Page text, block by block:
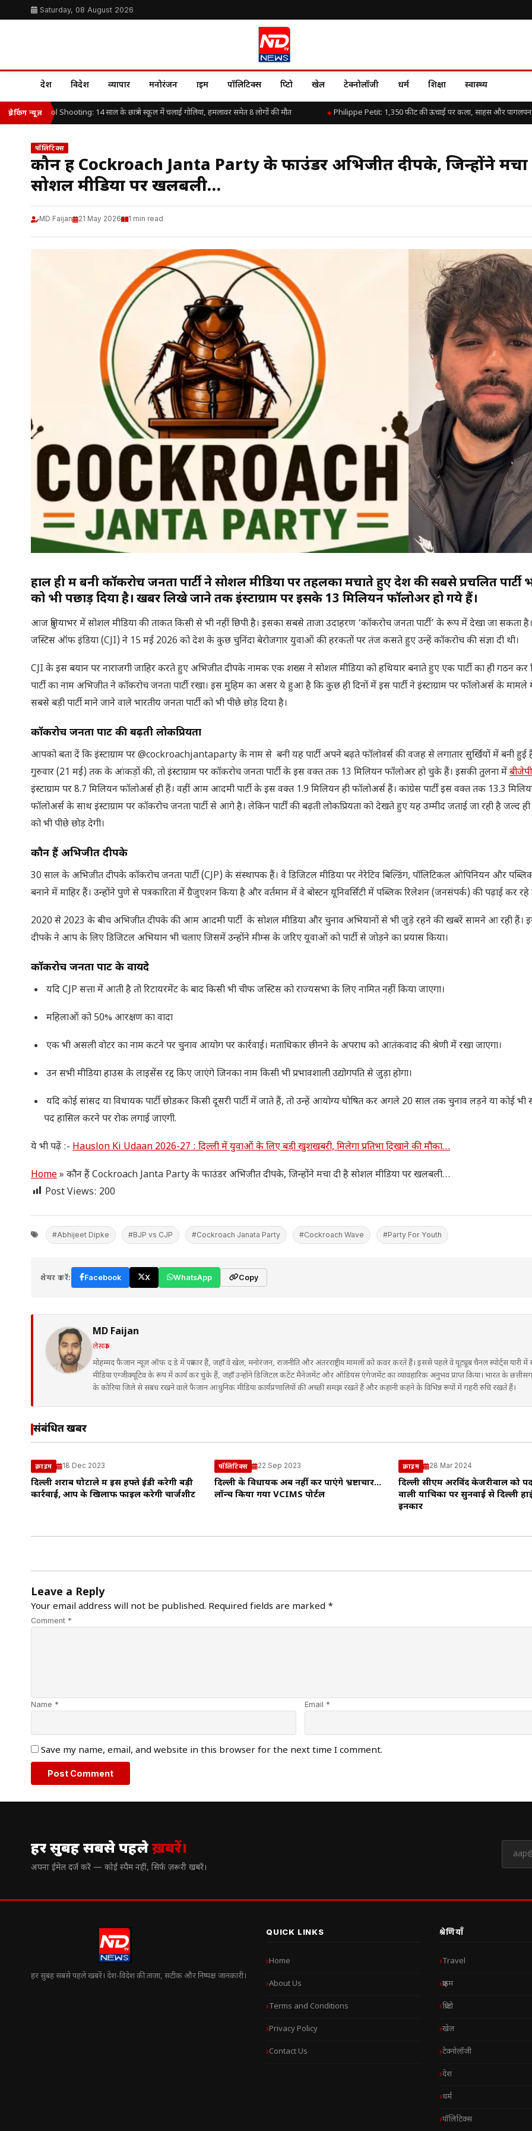
Saturday, 08 August 2026
देश विदेश व्यापार मनोरंजन क्राइम पॉलिटिक्स क्रिप्टो खेल टेक्नोलॉजी धर्म शिक्षा स्वास्थ्य
ब्रेकिंग न्यूज़
School Shooting: 14 साल के छात्र ने स्कूल में चलाई गोलियां, हमलावर समेत 8 लोगों की मौत Philippe Petit: 1,350 फीट की ऊंचाई पर कला, साहस और पागलपन
पॉलिटिक्स
कौन हैं Cockroach Janta Party के फाउंडर अभिजीत दीपके, जिन्होंने मचा
सोशल मीडिया पर खलबली…
MD Faijan 21 May 2026 1 min read
हाल ही में बनी कॉकरोच जनता पार्टी ने सोशल मीडिया पर तहलका मचाते हुए देश की सबसे प्रचलित पार्टी
को भी पछाड़ दिया है। खबर लिखे जाने तक इंस्टाग्राम पर इसके 13 मिलियन फॉलोअर हो गये हैं।
आज दुनियाभर में सोशल मीडिया की ताकत किसी से भी नहीं छिपी है। इसका सबसे ताजा उदाहरण ‘कॉकरोच जनता पार्टी’ के रूप में देखा जा सकता
जस्टिस ऑफ इंडिया (CJI) ने 15 मई 2026 को देश के कुछ चुनिंदा बेरोजगार युवाओं की हरकतों पर तंज कसते हुए उन्हें कॉकरोच की संज्ञा दी थी।
CJI के इस बयान पर नाराजगी जाहिर करते हुए अभिजीत दीपके नामक एक शख्स ने सोशल मीडिया को हथियार बनाते हुए एक पार्टी का ही गठन कर
पार्टी का नाम अभिजीत ने कॉकरोच जनता पार्टी रखा। इस मुहिम का असर ये हुआ है कि कुछ ही दिनों में इस पार्टी ने इंस्टाग्राम पर फॉलोअर्स के
सबसे बड़ी पार्टी माने जाने वाले भारतीय जनता पार्टी को भी पीछे छोड़ दिया है।
कॉकरोच जनता पार्टी की बढ़ती लोकप्रियता
आपको बता दें कि इंस्टाग्राम पर @cockroachjantaparty के नाम से बनी यह पार्टी अपने बढ़ते फॉलोवर्स की वजह से लगातार सुर्खियों में बनी हुई
गुरुवार (21 मई) तक के आंकड़ों की, तो इंस्टाग्राम पर कॉकरोच जनता पार्टी के इस वक्त तक 13 मिलियन फॉलोअर हो चुके हैं। इसकी तुलना में
इंस्टाग्राम पर 8.7 मिलियन फॉलोअर्स ही हैं। वहीं आम आदमी पार्टी के इस वक्त 1.9 मिलियन ही फॉलोअर्स हैं। कांग्रेस पार्टीं इस वक्त तक 13.3
फॉलोअर्स के साथ इंस्टाग्राम पर कॉकरोच जनता पार्टी से आगे है। लेकिन पार्टीं की बढ़ती लोकप्रियता को देखते हुए यह उम्मीद जताई जा रही है जल्द
को भी पीछे छोड़ देगी।
कौन हैं अभिजीत दीपके
30 साल के अभिजीत दीपके कॉकरोच जनता पार्टी (CJP) के संस्थापक हैं। वे डिजिटल मीडिया पर नेरेटिव बिल्डिंग, पॉलिटिकल ओपिनियन और
बनाने में माहिर हैं। उन्होंने पुणे से पत्रकारिता में ग्रैजुएशन किया है और वर्तमान में वे बोस्टन यूनिवर्सिटी में पब्लिक रिलेशन (जनसंपर्क) की पढ़ाई कर रहे
2020 से 2023 के बीच अभिजीत दीपके की आम आदमी पार्टी के सोशल मीडिया और चुनाव अभियानों से भी जुड़े रहने की खबरें सामने आ रही हैं।
दीपके ने आप के लिए डिजिटल अभियान भी चलाए जिसमें उन्होंने मीम्स के जरिए यूवाओं को पार्टी से जोड़ने का प्रयास किया।
कॉकरोच जनता पार्टी के वायदे
यदि CJP सत्ता में आती है तो रिटायरमेंट के बाद किसी भी चीफ जस्टिस को राज्यसभा के लिए नामित नहीं किया जाएगा।
महिलाओं को 50% आरक्षण का वादा
एक भी असली वोटर का नाम कटने पर चुनाव आयोग पर कार्रवाई। मताधिकार छीनने के अपराध को आतंकवाद की श्रेणी में रखा जाएगा।
उन सभी मीडिया हाउस के लाइसेंस रद्द किए जाएंगे जिनका नाम किसी भी प्रभावशाली उद्योगपति से जुड़ा होगा।
यदि कोई सांसद या विधायक पार्टी छोडकर किसी दूसरी पार्टी में जाते हैं, तो उन्हें आयोग्य घोषित कर अगले 20 साल तक चुनाव लड़ने या कोई भी
पद हासिल करने पर रोक लगाई जाएगी.
ये भी पढ़ें :- Hauslon Ki Udaan 2026-27 : दिल्ली में युवाओं के लिए बड़ी खुशखबरी, मिलेगा प्रतिभा दिखाने की मौका…
Home» कौन हैं Cockroach Janta Party के फाउंडर अभिजीत दीपके, जिन्होंने मचा दी है सोशल मीडिया पर खलबली…
Post Views: 200
#Abhijeet Dipke #BJP vs CJP #Cockroach Janata Party #Cockroach Wave #Party For Youth
शेयर करें: Facebook X WhatsApp Copy
MD Faijan
लेखक
मोहम्मद फैजान न्यूज़ ऑफ द डे में पत्रकार हैं, जहाँ वे खेल, मनोरंजन, राजनीति और अंतरराष्ट्रीय मामलों को कवर करते हैं। इससे पहले वे यूट्यूब चैनल स्पोर्ट्स यारी में
मीडिया एग्जीक्यूटिव के रूप में कार्य कर चुके हैं, जहाँ उन्होंने डिजिटल कंटेंट मैनेजमेंट और ऑडियंस एंगेजमेंट का व्यावहारिक अनुभव प्राप्त किया। भारत के
के कोरिया जिले से संबंध रखने वाले फैजान आधुनिक मीडिया कार्यप्रणालियों की अच्छी समझ रखते हैं और कहानी कहने के विभिन्न रूपों में गहरी रुचि रखते हैं।
संबंधित खबरें
क्राइम 18 Dec 2023
दिल्ली शराब घोटाले में इस हफ्ते ईडी करेगी बड़ी
कार्रवाई, आप के खिलाफ फाइल करेगी चार्जशीट
पॉलिटिक्स 22 Sep 2023
दिल्ली के विधायक अब नहीं कर पाएंगे भ्रष्टाचार…
लॉन्च किया गया VCIMS पोर्टल
क्राइम 28 Mar 2024
दिल्ली सीएम अरविंद केजरीवाल को
वाली याचिका पर सुनवाई से दिल्ली
इनकार
Leave a Reply
Your email address will not be published. Required fields are marked *
Comment *
Name * Email *
Save my name, email, and website in this browser for the next time I comment.
हर सुबह सबसे पहलेख़बरें।
अपना ईमेल दर्ज करें — कोई स्पैम नहीं, सिर्फ ज़रूरी खबरें।
हर सुबह सबसे पहले खबरें। देश-विदेश की ताज़ा, सटीक और निष्पक्ष जानकारी।
QUICK LINKS
Home
About Us
Terms and Conditions
Privacy Policy
Contact Us
श्रेणियाँ
Travel
क्राइम
क्रिप्टो
खेल
टेक्नोलॉजी
देश
धर्म
पॉलिटिक्स